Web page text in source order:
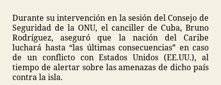
Durante su intervención en la sesión del Consejo de
Seguridad de la ONU, el canciller de Cuba, Bruno
Rodríguez, aseguró que la nación del Caribe
luchará hasta “las últimas consecuencias” en caso
de un conflicto con Estados Unidos (EE.UU.), al
tiempo de alertar sobre las amenazas de dicho país
contra la isla.